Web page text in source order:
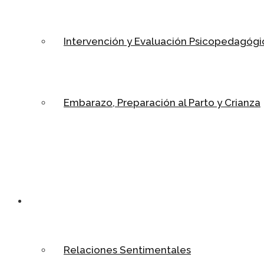
Intervención y Evaluación
Embarazo, Preparación al Parto y Crianza
Relaciones Sentimentales